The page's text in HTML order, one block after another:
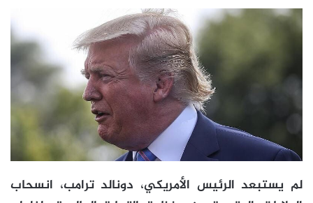
لم يستبعد الرئيس الأمريكي، دونالد ترامب، انسحاب